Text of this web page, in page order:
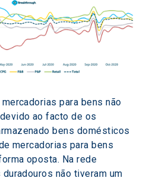
para bens não
ao facto de os
bens domésticos
mercadorias para bens
oposta. Na rede
não tiveram um